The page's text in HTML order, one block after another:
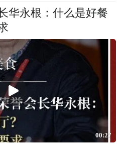
华永根：什么是好餐
00:27